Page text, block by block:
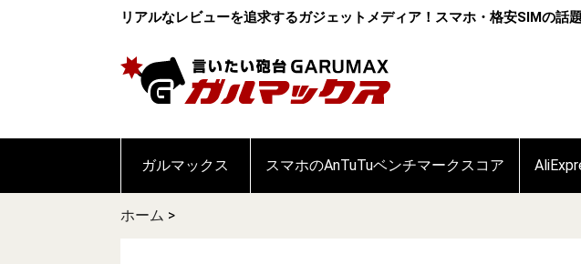
リアルなレビューを追求するガジェットメディア！スマホ・格安SIMの話
ガルマックス スマホのAnTuTuベンチマークスコア
ホーム >